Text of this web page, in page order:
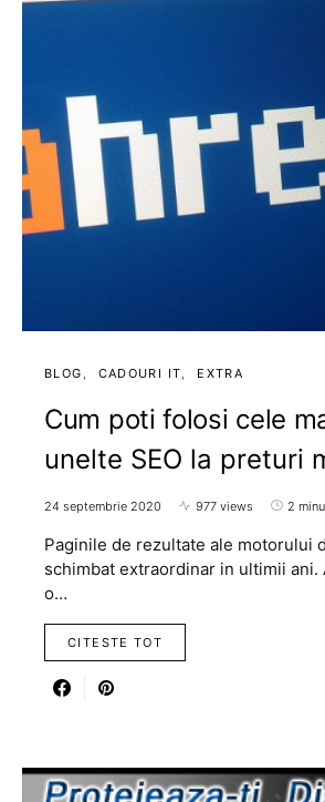
BLOG CADOURI IT EXTRA
Cum poti folosi cele
unelte SEO la preturi
24 septembrie 2020 977 views 2
Paginile de rezultate ale motorului
schimbat extraordinar in ultimii ani.
o…
CITESTE TOT